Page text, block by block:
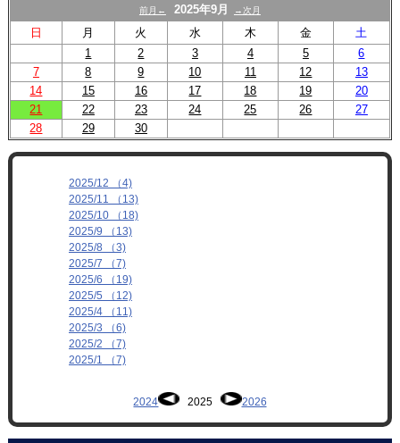
前月← 2025年9月 →次月
日 月 火 水 木 金
土
1
2 3 4 5
6
7
8 9 10 11 12
13
14
15 16 17 18 19
20
21
22 23 24 25 26
27
28
29 30
2025/12 （4)
2025/11 （13)
2025/10 （18)
2025/9 （13)
2025/8 （3)
2025/7 （7)
2025/6 （19)
2025/5 （12)
2025/4 （11)
2025/3 （6)
2025/2 （7)
2025/1 （7)
2024 2025 2026